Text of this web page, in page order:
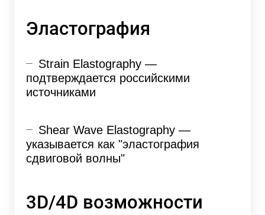
Эластография
Strain Elastography —
подтверждается российскими
источниками
Shear Wave Elastography —
указывается как "эластография
сдвиговой волны"
3D/4D возможности